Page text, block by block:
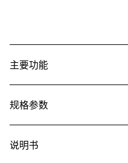
主要功能
规格参数
说明书